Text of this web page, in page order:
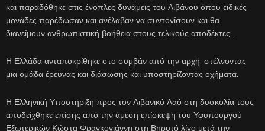
και παραδόθηκε στις ένοπλες δυνάμεις του Λιβάνου όπου ειδικές
μονάδες παρέδωσαν και ανέλαβαν να συντονίσουν και θα
διανείμουν ανθρωπιστική βοήθεια στους τελικούς αποδέκτες .
Η Ελλάδα ανταποκρίθηκε στο συμβάν από την αρχή, στέλνοντας
μια ομάδα έρευνας και διάσωσης και υποστηρίζοντας οχήματα.
Η Ελληνική Υποστήριξη προς τον Λιβανικό Λαό στη δυσκολία τους
αποδείχθηκε επίσης από την άμεση επίσκεψη του Υφυπουργού
Εξωτερικών Κώστα Φραγκογιάννη στη Βηρυτό λίγο μετά την